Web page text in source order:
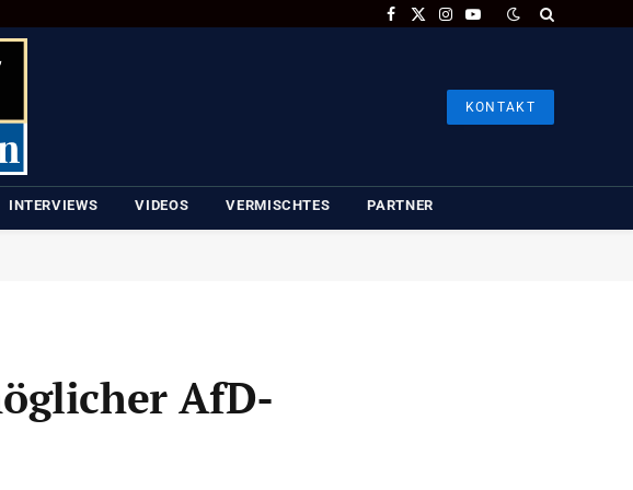
Facebook
X
Instagram
YouTube
KONTAKT
INTERVIEWS VIDEOS VERMISCHTES PARTNER
AfD-